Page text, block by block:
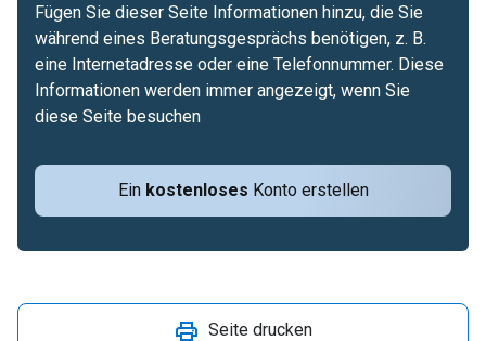
Ein kostenloses Konto erstellen
Fügen Sie dieser Seite Informationen hinzu, die Sie
während eines Beratungsgesprächs benötigen, z. B.
eine Internetadresse oder eine Telefonnummer. Diese
Informationen werden immer angezeigt, wenn Sie
diese Seite besuchen
Seite drucken